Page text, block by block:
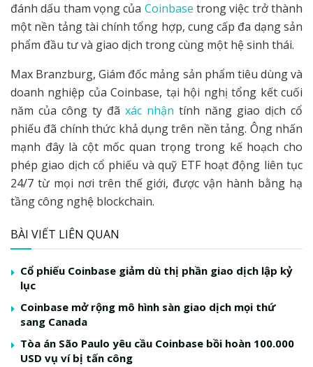
đánh dấu tham vọng của Coinbase trong việc trở thành
một nền tảng tài chính tổng hợp, cung cấp đa dạng sản
phẩm đầu tư và giao dịch trong cùng một hệ sinh thái.
Max Branzburg, Giám đốc mảng sản phẩm tiêu dùng và
doanh nghiệp của Coinbase, tại hội nghị tổng kết cuối
năm của công ty đã xác nhận tính năng giao dịch cổ
phiếu đã chính thức khả dụng trên nền tảng. Ông nhấn
mạnh đây là cột mốc quan trọng trong kế hoạch cho
phép giao dịch cổ phiếu và quỹ ETF hoạt động liên tục
24/7 từ mọi nơi trên thế giới, được vận hành bằng hạ
tầng công nghệ blockchain.
BÀI VIẾT LIÊN QUAN
Cổ phiếu Coinbase giảm dù thị phần giao dịch lập kỷ
lục
Coinbase mở rộng mô hình sàn giao dịch mọi thứ
sang Canada
Tòa án São Paulo yêu cầu Coinbase bồi hoàn 100.000
USD vụ ví bị tấn công